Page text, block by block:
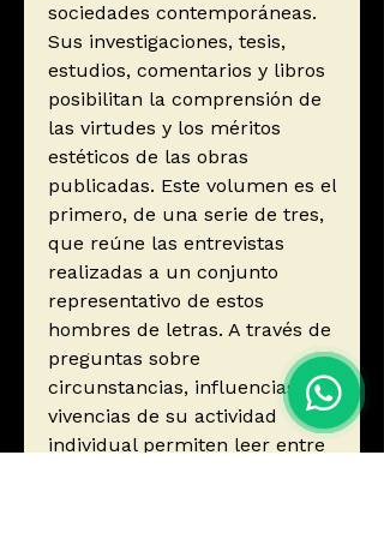
sociedades contemporáneas.
Sus investigaciones, tesis,
estudios, comentarios y libros
posibilitan la comprensión de
las virtudes y los méritos
estéticos de las obras
publicadas. Este volumen es el
primero, de una serie de tres,
que reúne las entrevistas
realizadas a un conjunto
representativo de estos
hombres de letras. A través de
preguntas sobre
circunstancias, influencias y
vivencias de su actividad
individual permiten leer entre